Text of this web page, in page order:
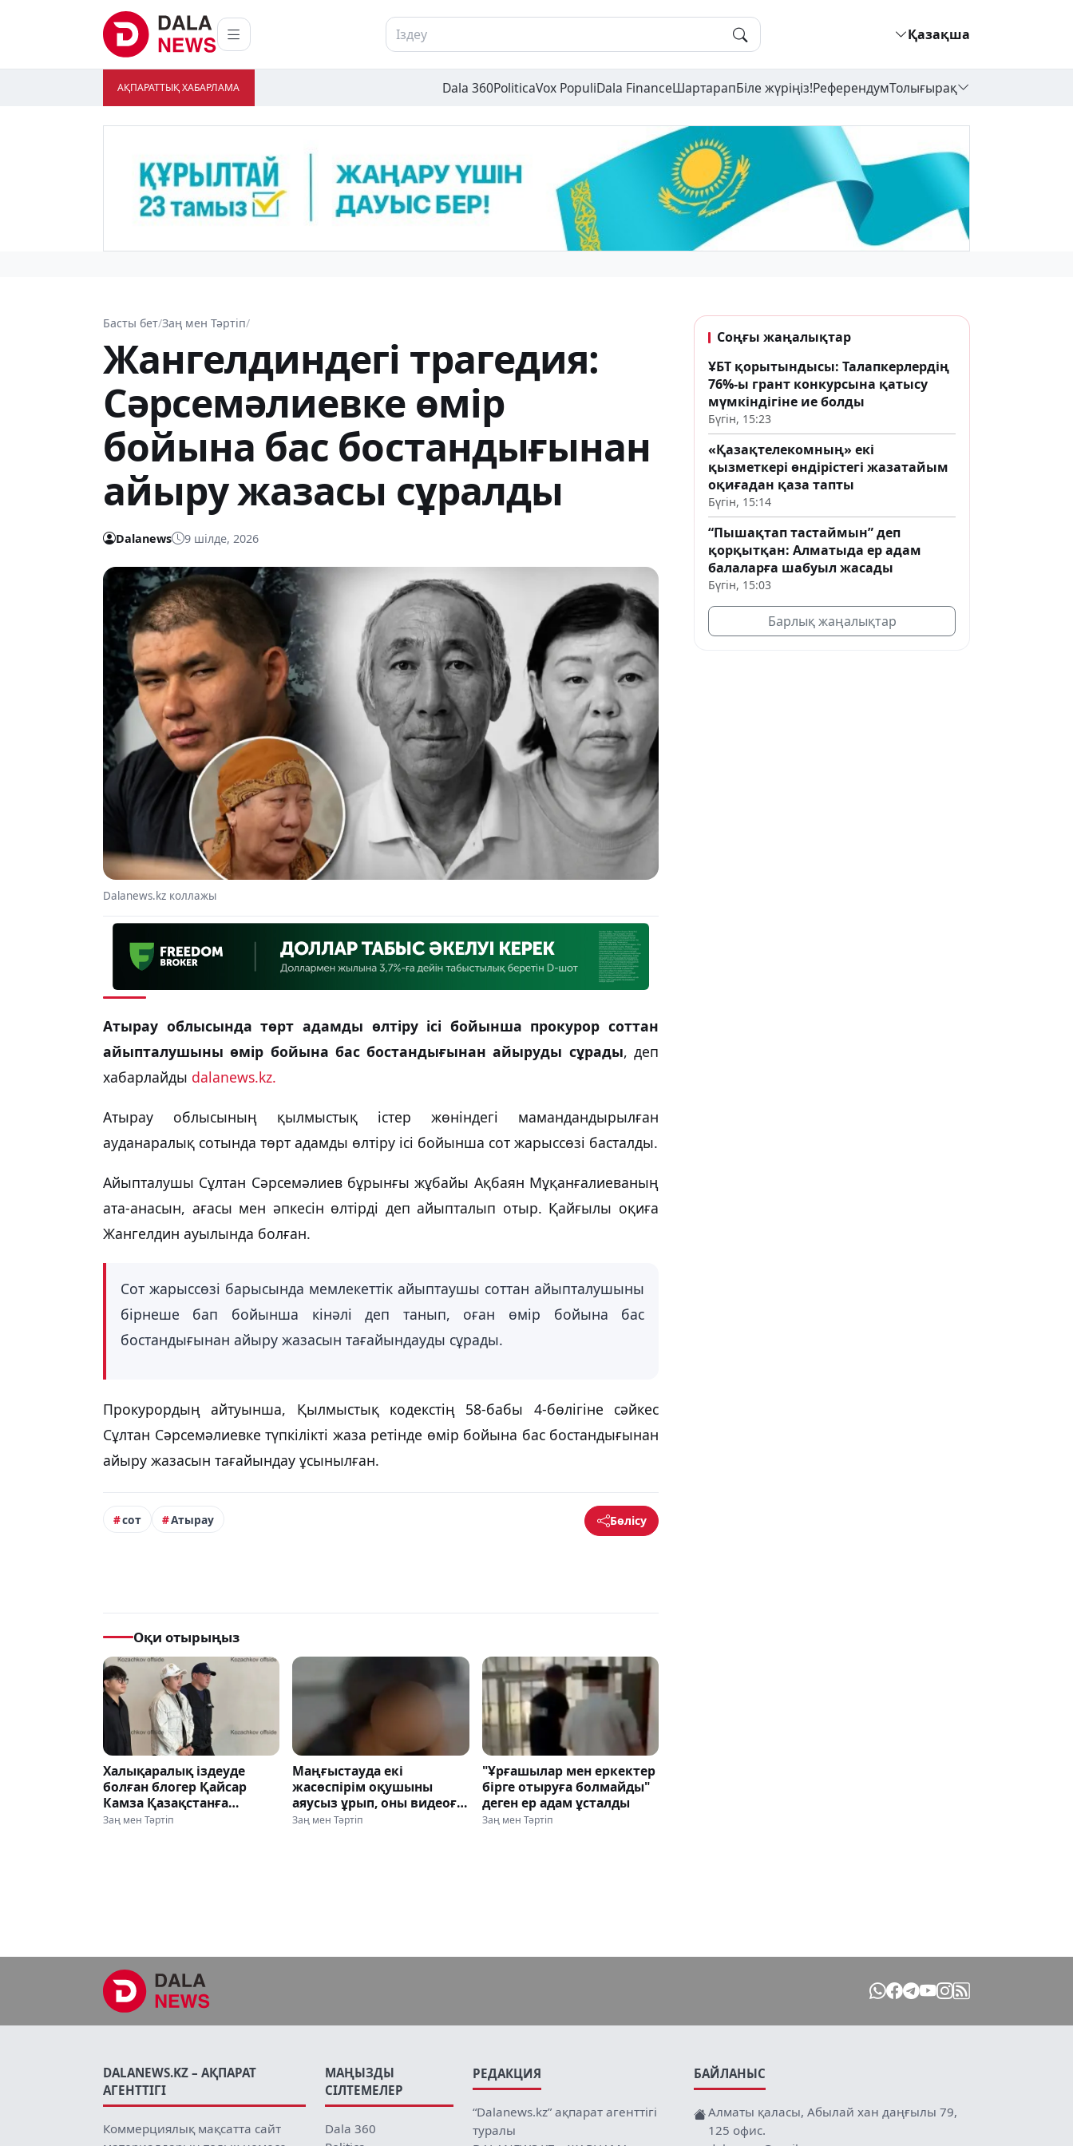
Қазақша
АҚПАРАТТЫҚ ХАБАРЛАМА Dala 360PoliticaVox PopuliDala FinanceШартарапБіле жүріңіз!РеферендумТолығырақ
Басты бет/Заң мен Тәртіп/
Жангелдиндегі трагедия:
Сәрсемәлиевке өмір
бойына бас бостандығынан
айыру жазасы сұралды
Dalanews 9 шілде, 2026
Dalanews.kz коллажы
Атырау облысында төрт адамды өлтіру ісі бойынша прокурор соттан
айыпталушыны өмір бойына бас бостандығынан айыруды сұрады, деп
хабарлайды dalanews.kz.
Атырау облысының қылмыстық істер жөніндегі мамандандырылған
ауданаралық сотында төрт адамды өлтіру ісі бойынша сот жарыссөзі басталды.
Айыпталушы Сұлтан Сәрсемәлиев бұрынғы жұбайы Ақбаян Мұқанғалиеваның
ата-анасын, ағасы мен әпкесін өлтірді деп айыпталып отыр. Қайғылы оқиға
Жангелдин ауылында болған.
Сот жарыссөзі барысында мемлекеттік айыптаушы соттан айыпталушыны
бірнеше бап бойынша кінәлі деп танып, оған өмір бойына бас
бостандығынан айыру жазасын тағайындауды сұрады.
Прокурордың айтуынша, Қылмыстық кодекстің 58-бабы 4-бөлігіне сәйкес
Сұлтан Сәрсемәлиевке түпкілікті жаза ретінде өмір бойына бас бостандығынан
айыру жазасын тағайындау ұсынылған.
сот Атырау Бөлісу
Оқи отырыңыз
Халықаралық іздеуде
болған блогер Қайсар
Камза Қазақстанға
жеткізілді
Заң мен Тәртіп
Маңғыстауда екі
жасөспірім оқушыны
аяусыз ұрып, оны видеоға
түсіріп алған
Заң мен Тәртіп
"Ұрғашылар мен еркектер
бірге отыруға болмайды"
деген ер адам ұсталды
Заң мен Тәртіп
Соңғы жаңалықтар
ҰБТ қорытындысы: Талапкерлердің
76%-ы грант конкурсына қатысу
мүмкіндігіне ие болды
Бүгін, 15:23
«Қазақтелекомның» екі
қызметкері өндірістегі жазатайым
оқиғадан қаза тапты
Бүгін, 15:14
“Пышақтап тастаймын” деп
қорқытқан: Алматыда ер адам
балаларға шабуыл жасады
Бүгін, 15:03
Барлық жаңалықтар
DALANEWS.KZ – АҚПАРАТ
АГЕНТТІГІ
Коммерциялық мақсатта сайт
МАҢЫЗДЫ
СІЛТЕМЕЛЕР
Dala 360
РЕДАКЦИЯ
“Dalanews.kz” ақпарат агенттігі
туралы
БАЙЛАНЫС
Алматы қаласы, Абылай хан даңғылы 79,
125 офис.